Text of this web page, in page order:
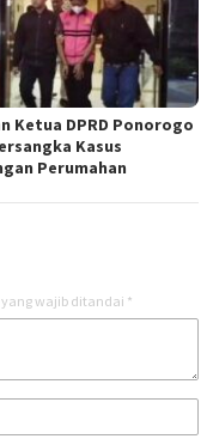
Ketua DPRD Ponorogo
Kasus
Perumahan
yang wajib ditandai *